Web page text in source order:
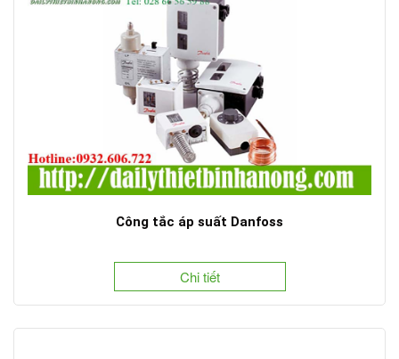
Công tắc áp suất Danfoss
Chi tiết